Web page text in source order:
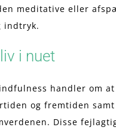
meditative eller
indtryk.
i nuet
handler om
og fremtiden
Disse